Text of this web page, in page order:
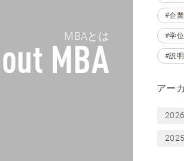
MBAとは
MBA
#企
#学
#説
アー